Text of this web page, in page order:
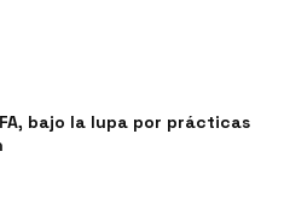
bajo la lupa por prácticas